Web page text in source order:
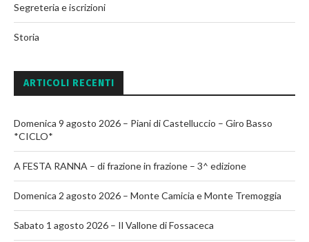
Segreteria e iscrizioni
Storia
ARTICOLI RECENTI
Domenica 9 agosto 2026 – Piani di Castelluccio – Giro Basso
*CICLO*
A FESTA RANNA – di frazione in frazione – 3^ edizione
Domenica 2 agosto 2026 – Monte Camicia e Monte Tremoggia
Sabato 1 agosto 2026 – Il Vallone di Fossaceca